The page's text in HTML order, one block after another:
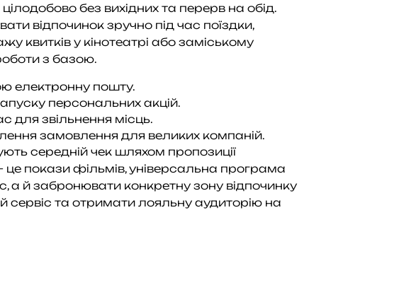
без вихідних та перерв на обід.
відпочинок зручно під час поїздки,
квитків у кінотеатрі або заміському
з базою.
електронну пошту.
персональних акцій.
для звільнення місць.
замовлення для великих компаній.
середній чек шляхом пропозиції
покази фільмів, універсальна програма
й забронювати конкретну зону відпочинку
сервіс та отримати лояльну аудиторію на